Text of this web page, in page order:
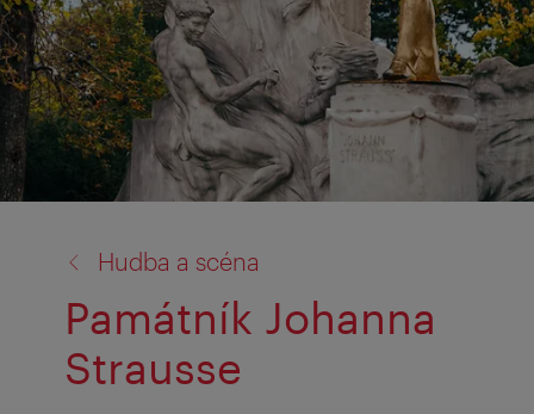
Hudba a scéna
Památník Johanna
Strausse